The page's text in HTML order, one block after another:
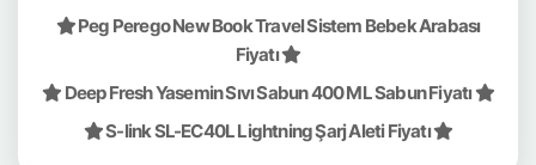
Peg Perego New Book Travel Sistem Bebek Arabası
Fiyatı
Deep Fresh Yasemin Sıvı Sabun 400 ML Sabun Fiyatı
S-link SL-EC40L Lightning Şarj Aleti Fiyatı